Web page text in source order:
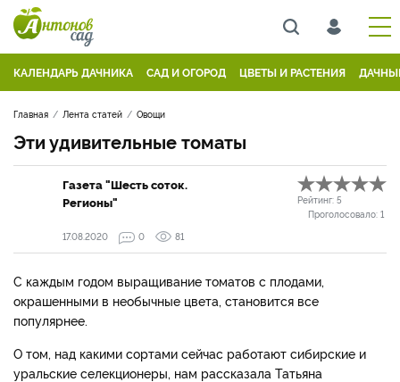
КАЛЕНДАРЬ ДАЧНИКА САД И ОГОРОД ЦВЕТЫ И РАСТЕНИЯ
Главная Лента статей Овощи
Эти удивительные томаты
Газета "Шесть соток.
Регионы"
Рейтинг: 5
Проголосовало: 1
17.08.2020
0 81
С каждым годом выращивание томатов с плодами,
окрашенными в необычные цвета, становится все
популярнее.
О том, над какими сортами сейчас работают сибирские и
уральские селекционеры, нам рассказала Татьяна